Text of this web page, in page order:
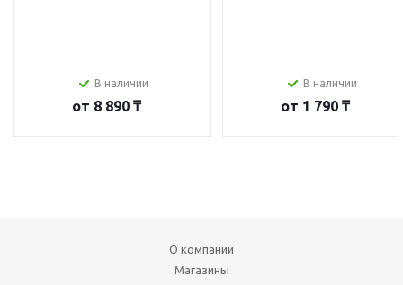
В наличии
от 8 890 ₸
В наличии
от 1 790 ₸
О компании
Магазины